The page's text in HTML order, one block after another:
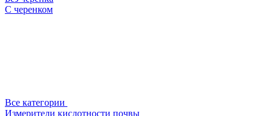
С черенком
Все категории
Измерители кислотности почвы